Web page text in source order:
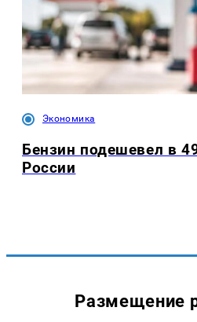
Экономика
Бензин подешевел в
России
Размещение